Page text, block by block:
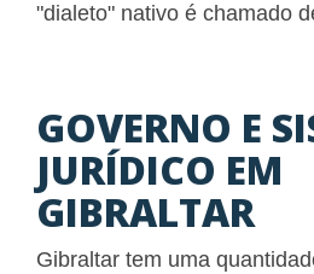
"dialeto" nativo é chamado
GOVERNO E
JURÍDICO EM
GIBRALTAR
Gibraltar tem uma